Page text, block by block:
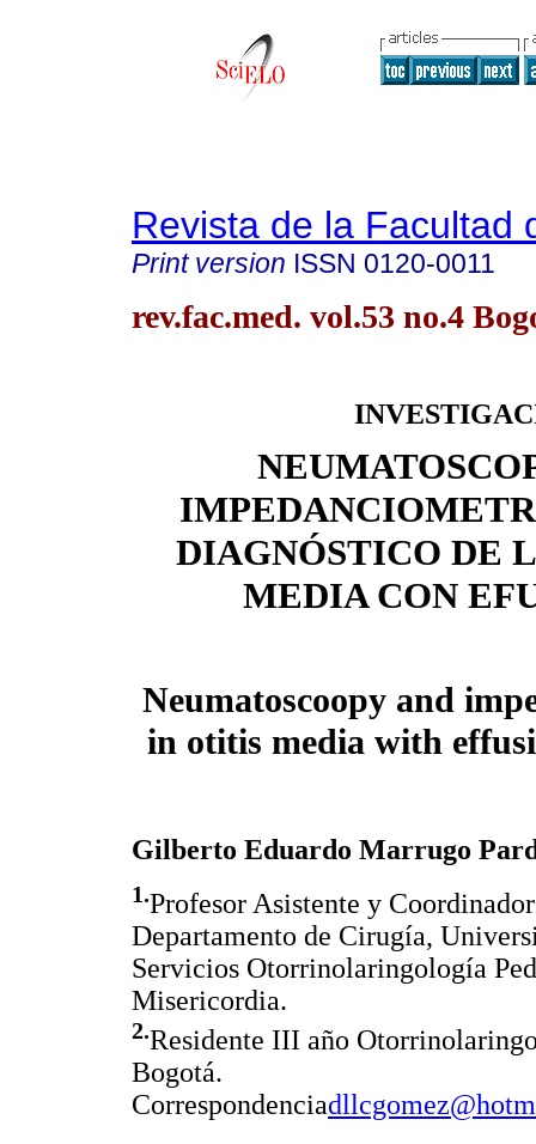
Revista de la Facultad
Print version ISSN 0120-0011
rev.fac.med. vol.53 no.4
DIAGNÓSTICO DE
MEDIA CON
Neumatoscoopy and
in otitis media with
Gilberto Eduardo Marrugo
1.Profesor Asistente y
Departamento de Cirugía,
Servicios Otorrinolaringología
Misericordia.
2.Residente III año
Bogotá.
Correspondencia